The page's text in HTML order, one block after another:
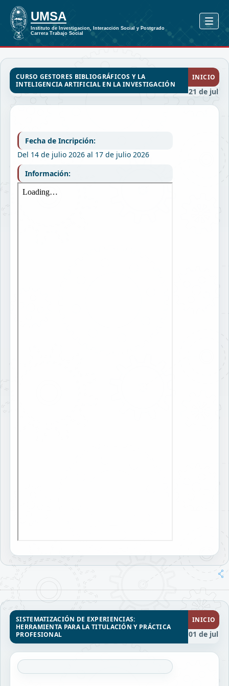
CURSO GESTORES BIBLIOGRÁFICOS Y LA
INTELIGENCIA ARTIFICIAL EN LA INVESTIGACIÓN
INICIO
21 de jul
Fecha de Incripción:
Del 14 de julio 2026 al 17 de julio 2026
Información:
SISTEMATIZACIÓN DE EXPERIENCIAS:
HERRAMIENTA PARA LA TITULACIÓN Y PRÁCTICA
PROFESIONAL
INICIO
01 de jul